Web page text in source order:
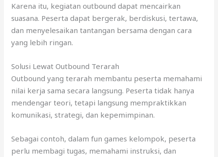
Karena itu, kegiatan outbound dapat mencairkan
suasana. Peserta dapat bergerak, berdiskusi, tertawa,
dan menyelesaikan tantangan bersama dengan cara
yang lebih ringan.
Solusi Lewat Outbound Terarah
Outbound yang terarah membantu peserta memahami
nilai kerja sama secara langsung. Peserta tidak hanya
mendengar teori, tetapi langsung mempraktikkan
komunikasi, strategi, dan kepemimpinan.
Sebagai contoh, dalam fun games kelompok, peserta
perlu membagi tugas, memahami instruksi, dan